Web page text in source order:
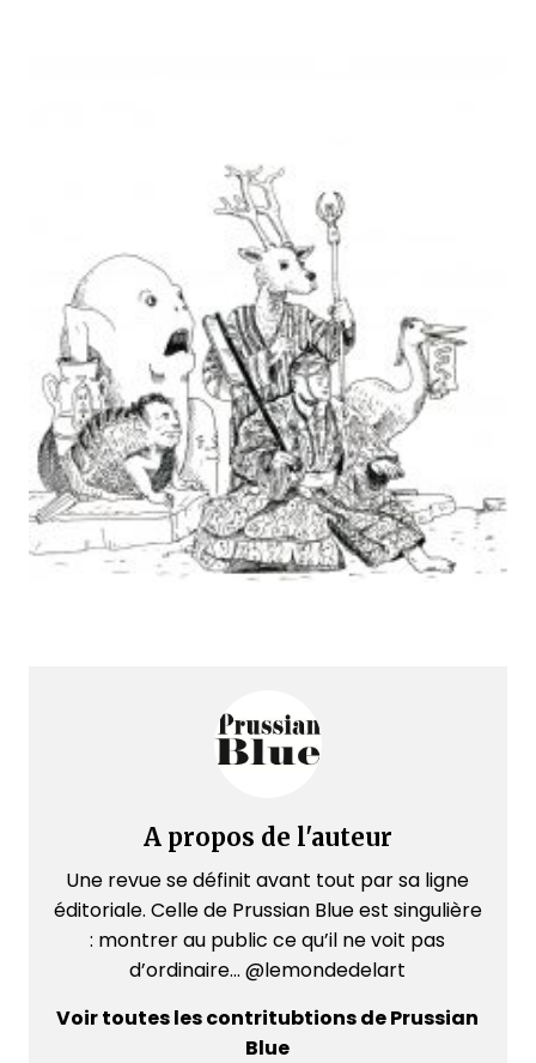
A propos de l'auteur
Une revue se définit avant tout par sa ligne
éditoriale. Celle de Prussian Blue est singulière
: montrer au public ce qu’il ne voit pas
d’ordinaire... @lemondedelart
Voir toutes les contritubtions de Prussian
Blue